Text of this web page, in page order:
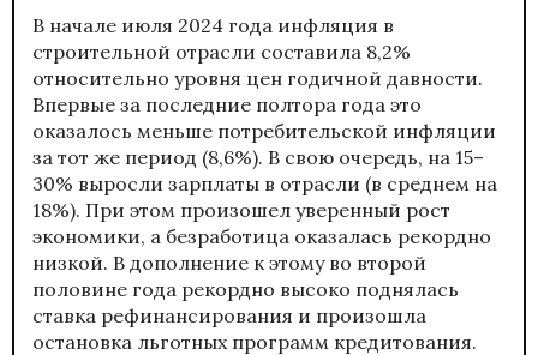
В начале июля 2024 года инфляция в
строительной отрасли составила 8,2%
относительно уровня цен годичной давности.
Впервые за последние полтора года это
оказалось меньше потребительской инфляции
за тот же период (8,6%). В свою очередь, на 15–
30% выросли зарплаты в отрасли (в среднем на
18%). При этом произошел уверенный рост
экономики, а безработица оказалась рекордно
низкой. В дополнение к этому во второй
половине года рекордно высоко поднялась
ставка рефинансирования и произошла
остановка льготных программ кредитования.